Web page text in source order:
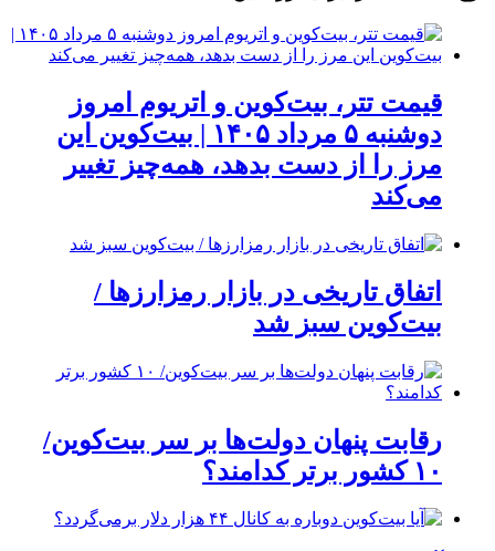
قیمت تتر، بیت‌کوین و اتریوم امروز
دوشنبه ۵ مرداد ۱۴۰۵ | بیت‌کوین این
مرز را از دست بدهد، همه‌چیز تغییر
می‌کند
اتفاق تاریخی در بازار رمزارزها /
بیت‌کوین سبز شد
رقابت پنهان دولت‌ها بر سر بیت‌کوین/
۱۰ کشور برتر کدامند؟